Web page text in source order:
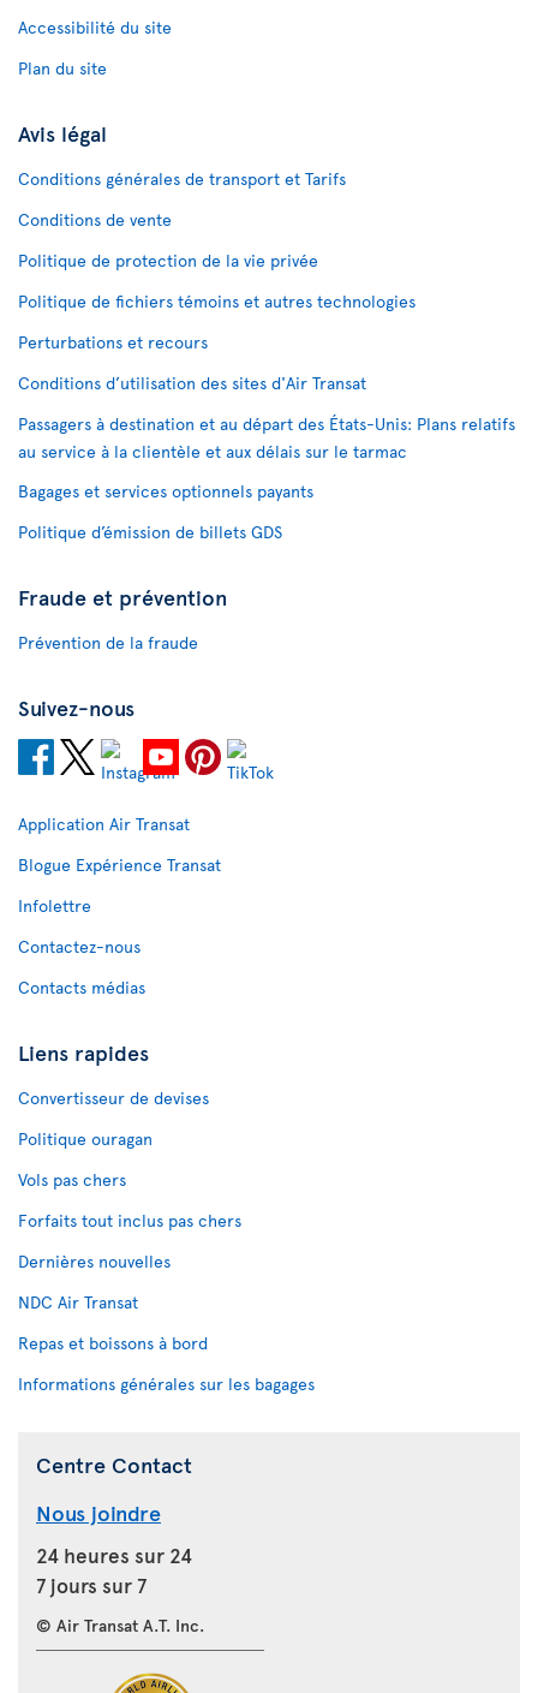
Accessibilité du site
Plan du site
Avis légal
Conditions générales de transport et Tarifs
Conditions de vente
Politique de protection de la vie privée
Politique de fichiers témoins et autres technologies
Perturbations et recours
Conditions d’utilisation des sites d'Air Transat
Passagers à destination et au départ des États-Unis: Plans relatifs
au service à la clientèle et aux délais sur le tarmac
Bagages et services optionnels payants
Politique d’émission de billets GDS
Fraude et prévention
Prévention de la fraude
Suivez-nous
Application Air Transat
Blogue Expérience Transat
Infolettre
Contactez-nous
Contacts médias
Liens rapides
Convertisseur de devises
Politique ouragan
Vols pas chers
Forfaits tout inclus pas chers
Dernières nouvelles
NDC Air Transat
Repas et boissons à bord
Informations générales sur les bagages
Centre Contact
Nous joindre
24 heures sur 24
7 jours sur 7
© Air Transat A.T. Inc.